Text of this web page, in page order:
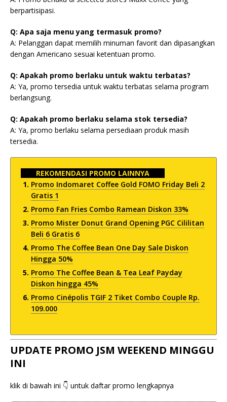
berpartisipasi.
Q: Apa saja menu yang termasuk promo?
A: Pelanggan dapat memilih minuman favorit dan dipasangkan
dengan Americano sesuai ketentuan promo.
Q: Apakah promo berlaku untuk waktu terbatas?
A: Ya, promo tersedia untuk waktu terbatas selama program
berlangsung.
Q: Apakah promo berlaku selama stok tersedia?
A: Ya, promo berlaku selama persediaan produk masih
tersedia.
REKOMENDASI PROMO LAINNYA
Promo Indomaret Coffee Gold FOMO Friday Beli 2
Gratis 1
Promo Fan Fries Combo Ramean Diskon 33%
Promo Mister Donut Grand Opening PGC Cililitan
Beli 6 Gratis 6
Promo The Coffee Bean One Day Sale Diskon
Hingga 50%
Promo The Coffee Bean & Tea Leaf Payday
Diskon hingga 45%
Promo Cinépolis TGIF 2 Tiket Combo Couple Rp.
109.000
UPDATE PROMO JSM WEEKEND MINGGU
INI
klik di bawah ini 👇 untuk daftar promo lengkapnya